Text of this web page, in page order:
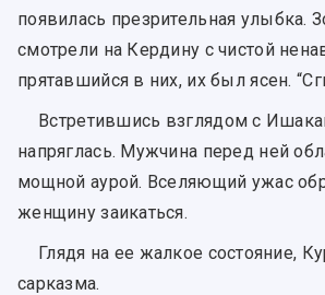
появилась презрительная улыбка.
смотрели на Кердину с чистой
прятавшийся в них, их был ясен.
Встретившись взглядом с
напряглась. Мужчина перед ней
мощной аурой. Вселяющий ужас
женщину заикаться.
Глядя на ее жалкое состояние,
сарказма.